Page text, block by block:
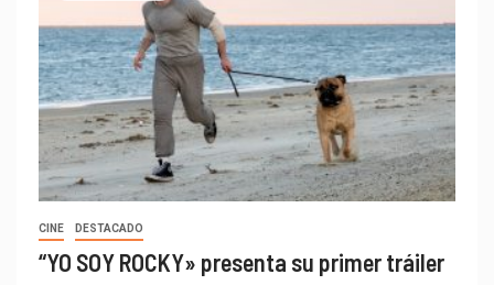
CINE DESTACADO
“YO SOY ROCKY» presenta su primer tráiler